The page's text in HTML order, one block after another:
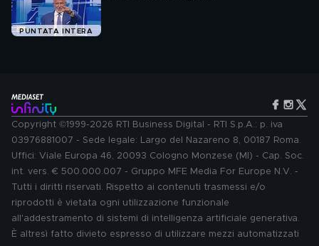
PUNTATA INTERA
Copyright ©1999-2026 RTI Business Digital - RTI S.p.A.: p. iva
03976881007 - Sede legale: Largo del Nazareno 8, 00187 Roma.
Uffici: Viale Europa 46, 20093 Cologno Monzese (MI) - Cap. Soc.
int. vers. € 500.000.007 - Gruppo MFE Media For Europe N.V. -
Tutti i diritti riservati. Rispetto ai contenuti trasmessi e/o
riprodotti è vietata ogni utilizzazione funzionale
all'addestramento di sistemi di intelligenza artificiale generativa.
È altresì fatto divieto espresso di utilizzare mezzi automatizzati